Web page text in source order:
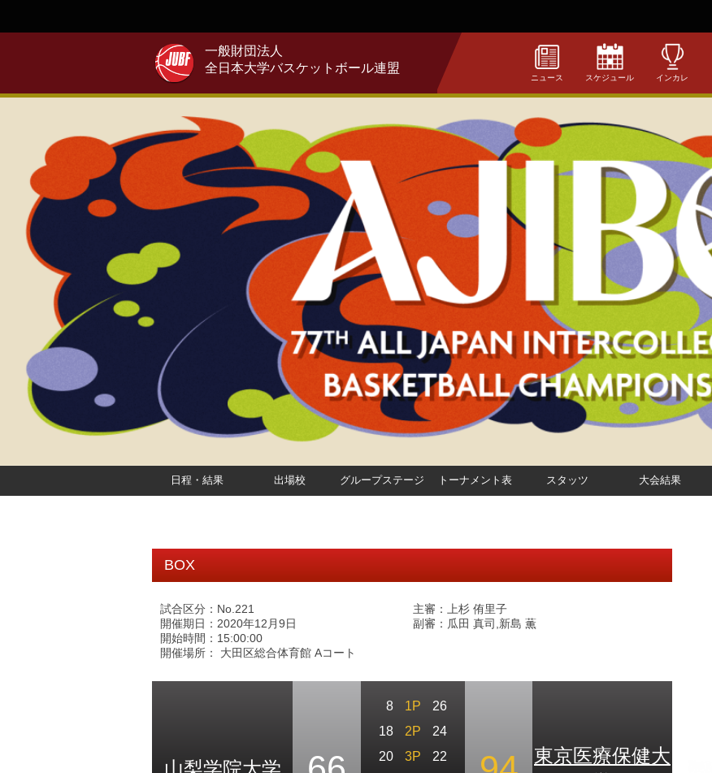
一般財団法人
全日本大学バスケットボール連盟
ニュース スケジュール インカレ
日程・結果 出場校 グループステージ トーナメント表 スタッツ 大会結果
BOX
試合区分：No.221
開催期日：2020年12月9日
開始時間：15:00:00
開催場所： 大田区総合体育館 Aコート
主審：上杉 侑里子
副審：瓜田 真司,新島 薫
山梨学院大学
8 1P
26
18
2P
24
20
3P
22
東京医療保健大